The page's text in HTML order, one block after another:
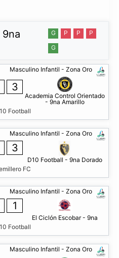
G P P
P
G
Masculino Infantil - Zona Oro
3
Academia Control Orientado
- 9na Amarillo
Football
Masculino Infantil - Zona Oro
3
D10 Football - 9na Dorado
FC
Masculino Infantil - Zona Oro
1
El Ciclón Escobar - 9na
Football
Masculino Infantil - Zona Oro